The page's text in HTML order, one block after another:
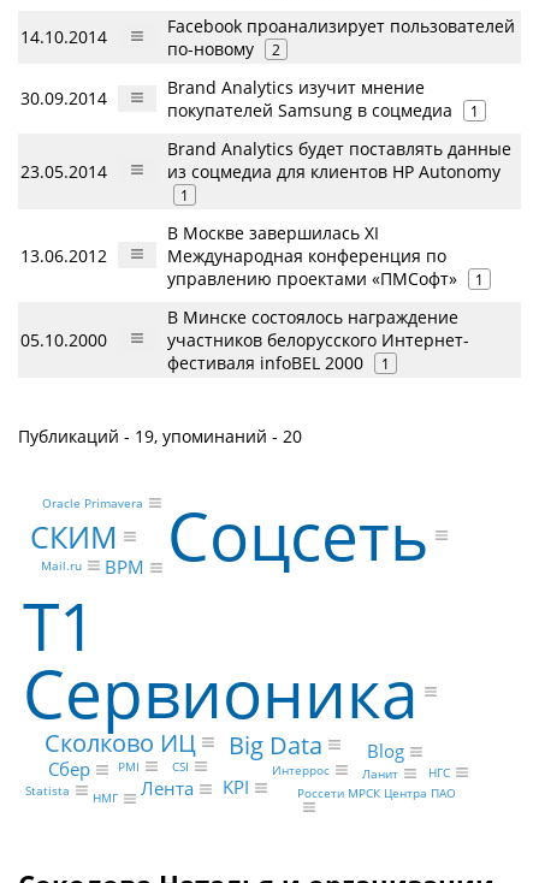
14.10.2014
Facebook проанализирует пользователей
по-новому
2
30.09.2014
Brand Analytics изучит мнение
покупателей Samsung в соцмедиа
1
23.05.2014
Brand Analytics будет поставлять данные
из соцмедиа для клиентов HP Autonomy
1
13.06.2012
В Москве завершилась XI
Международная конференция по
управлению проектами «ПМСофт»
1
05.10.2000
В Минске состоялось награждение
участников белорусского Интернет-
фестиваля infoBEL 2000
1
Публикаций - 19, упоминаний - 20
Т1
Сервионика
Соцсеть
СКИМ
Сколково ИЦ Big Data Blog
BPM
Сбер
Лента
KPI Россети МРСК Центра ПАО
Интеррос
PMI
Statista
Ланит
Oracle Primavera
Mail.ru
НГС
НМГ
CSI